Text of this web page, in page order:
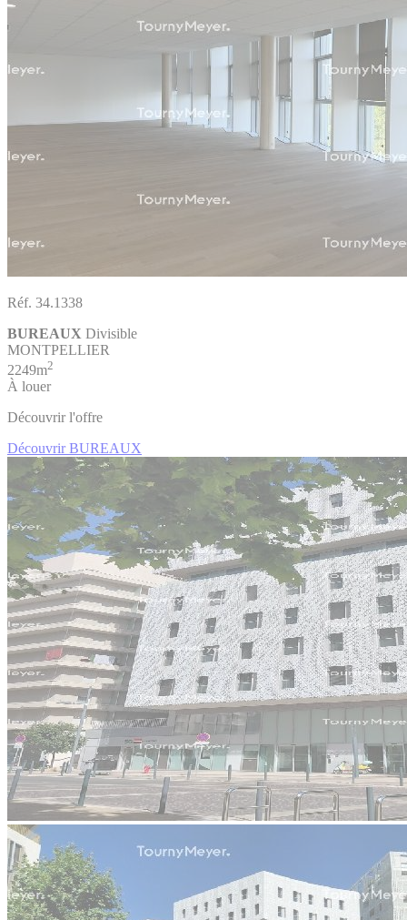
Réf. 34.1338
BUREAUX Divisible
MONTPELLIER
2249m2
À louer
Découvrir l'offre
Découvrir BUREAUX